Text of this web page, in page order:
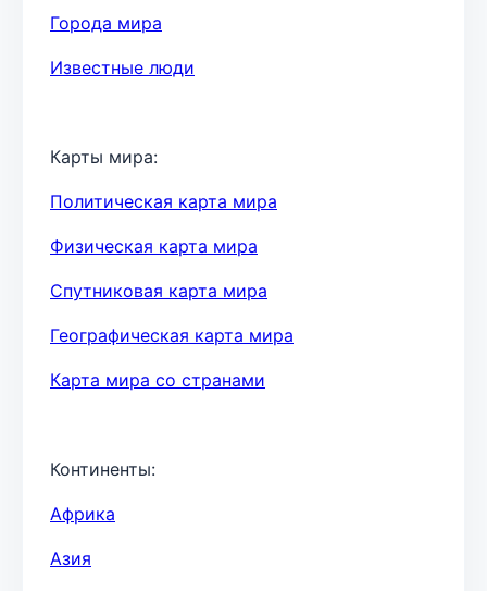
Города мира
Известные люди
Карты мира:
Политическая карта мира
Физическая карта мира
Спутниковая карта мира
Географическая карта мира
Карта мира со странами
Континенты:
Африка
Азия